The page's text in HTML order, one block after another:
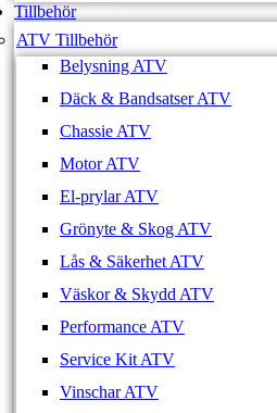
Tillbehör
ATV Tillbehör
Belysning ATV
Däck & Bandsatser ATV
Chassie ATV
Motor ATV
El-prylar ATV
Grönyte & Skog ATV
Lås & Säkerhet ATV
Väskor & Skydd ATV
Performance ATV
Service Kit ATV
Vinschar ATV